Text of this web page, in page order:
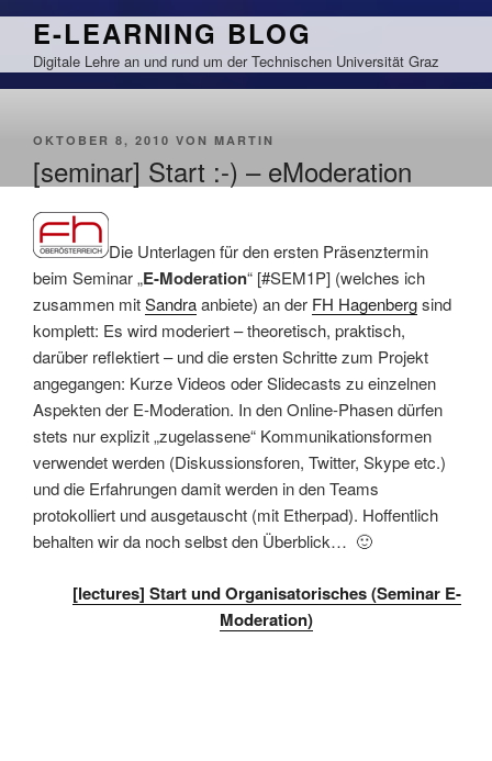
Zum
springen
E-LEARNING BLOG
Digitale Lehre an und rund um der Technischen Universität Graz
VERÖFFENTLICHT
OKTOBER 8, 2010 VON MARTIN
[seminar] Start :-) – eModeration
Die Unterlagen für den ersten Präsenztermin
beim Seminar „E-Moderation“ [#SEM1P] (welches ich
zusammen mitSandraanbiete) an der FH Hagenbergsind
komplett: Es wird moderiert – theoretisch, praktisch,
darüber reflektiert – und die ersten Schritte zum Projekt
angegangen: Kurze Videos oder Slidecasts zu einzelnen
Aspekten der E-Moderation. In den Online-Phasen dürfen
stets nur explizit „zugelassene“ Kommunikationsformen
verwendet werden (Diskussionsforen, Twitter, Skype etc.)
und die Erfahrungen damit werden in den Teams
protokolliert und ausgetauscht (mit Etherpad). Hoffentlich
behalten wir da noch selbst den Überblick… 🙂
[lectures] Start und Organisatorisches (Seminar E-
Moderation)